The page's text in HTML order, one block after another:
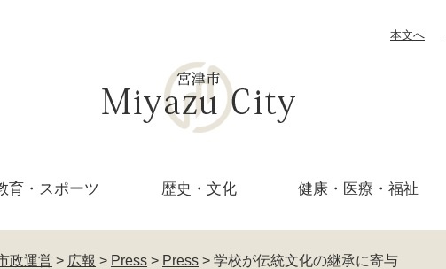
本文へ
育・ スポーツ 歴史・文化 健康・医療・ 福祉
政運営 > 広報 > Press > Press > 学校が伝統文化の継承に寄与